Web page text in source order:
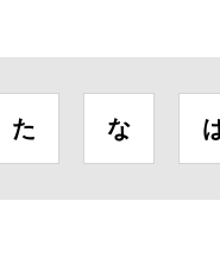
た な